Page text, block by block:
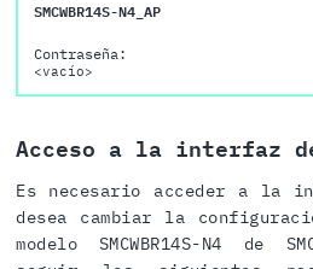
SMCWBR14S-N4_AP
Contraseña:
<vacío>
Acceso a la interfaz
Es necesario acceder a la
desea cambiar la
modelo SMCWBR14S-N4 de